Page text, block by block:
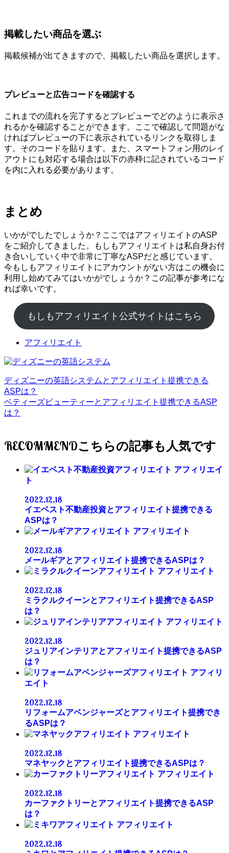
掲載したい商品を選ぶ
掲載候補が出てきますので、掲載したい商品を選択します。
プレビューと広告コードを確認する
これまでの流れを完了するとプレビューでどのように表示さ
れるかを確認することができます。ここで確認して問題がな
ければプレビューの下に表示されているリンクを取得しま
す。そのコードを貼ります。また、スマートフォン用のレイ
アウトにも対応する場合は以下の赤枠に記されているコード
を内に入れる必要があります。
まとめ
いかがでしたでしょうか？ここではアフィリエイトのASP
をご紹介してきました。もしもアフィリエイトは私自身お付
き合いしていく中で非常に丁寧なASPだと感じています。
今もしもアフィリエイトにアカウントがない方はこの機会に
利用し始めてみてはいかがでしょうか？この記事が参考にな
れば幸いです。
もしもアフィリエイト公式サイトはこちら
アフィリエイト
ディズニーの英語システムとアフィリエイト提携できる
ASPは？
ベティーズビューティーとアフィリエイト提携できるASP
は？
RECOMMEND
アフィリエイ
ト
2022.12.18
イエベスト不動産投資とアフィリエイト提携できる
ASPは？
アフィリエイト
2022.12.18
メールギアとアフィリエイト提携できるASPは？
アフィリエイト
2022.12.18
ミラクルクイーンとアフィリエイト提携できるASP
は？
アフィリエイト
2022.12.18
ジュリアインテリアとアフィリエイト提携できるASP
は？
アフィリ
エイト
2022.12.18
リフォームアベンジャーズとアフィリエイト提携でき
るASPは？
アフィリエイト
2022.12.18
マネヤックとアフィリエイト提携できるASPは？
アフィリエイト
2022.12.18
カーファクトリーとアフィリエイト提携できるASP
は？
アフィリエイト
2022.12.18